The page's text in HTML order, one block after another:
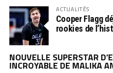
ACTUALITÉS
Cooper Flagg
rookies de
NOUVELLE SUPERSTAR
INCROYABLE DE MALIKA